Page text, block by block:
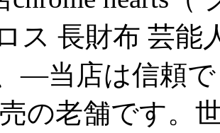
ス 長財布 芸
—当店は信頼
の老舗です。